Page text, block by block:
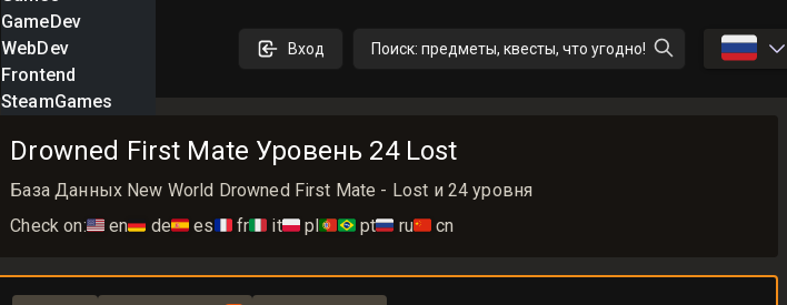
GameDev
WebDev
Frontend
SteamGames
Вход Поиск: предметы, квесты, что угодно! 🇷🇺
Drowned First Mate Уровень 24 Lost
База Данных New World Drowned First Mate - Lost и 24 уровня
Check on:🇺🇸 en🇩🇪 de🇪🇸 es🇫🇷 fr🇮🇹 it🇵🇱 pl🇵🇹🇧🇷 pt🇷🇺 ru🇨🇳 cn